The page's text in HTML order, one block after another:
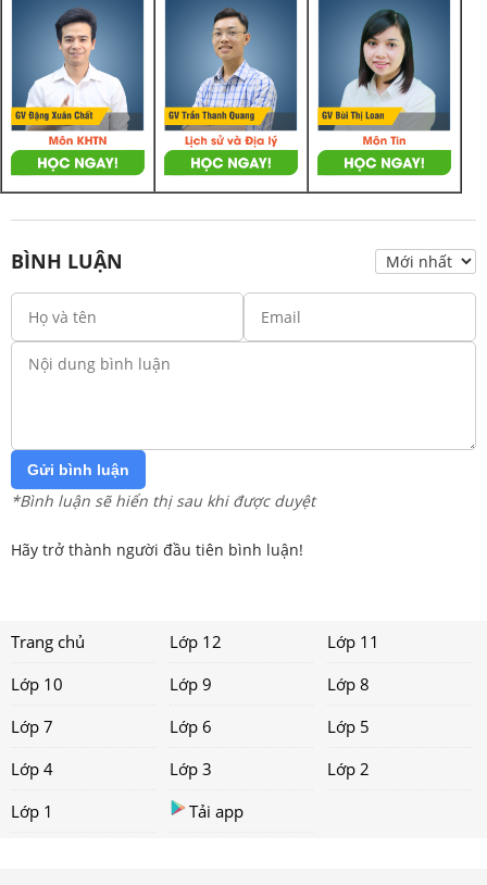
BÌNH LUẬN
Gửi bình luận
*Bình luận sẽ hiển thị sau khi được duyệt
Hãy trở thành người đầu tiên bình luận!
Trang chủ Lớp 12
Lớp 11
Lớp 10
Lớp 9
Lớp 8
Lớp 7
Lớp 6
Lớp 5
Lớp 4
Lớp 3
Lớp 2
Lớp 1
Tải app